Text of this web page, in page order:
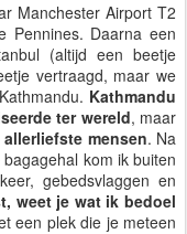
Manchester Airport T2
Pennines. Daarna een
(altijd een beetje
vertraagd, maar we
Kathmandu
ter wereld, maar
mensen. Na
kom ik buiten
gebedsvlaggen en
weet je wat ik bedoel
een plek die je meteen